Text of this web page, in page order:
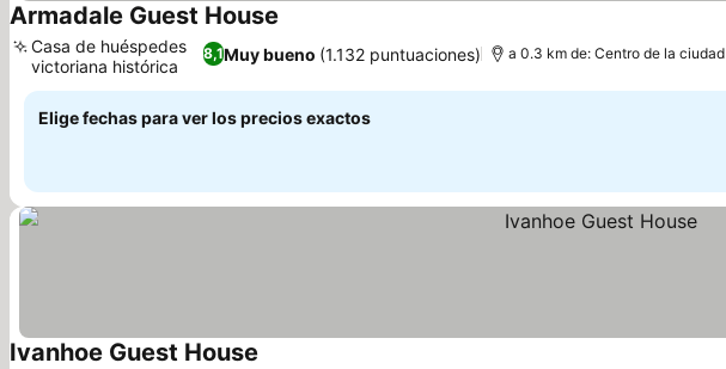
Armadale Guest House
8,1Muy bueno (1.132 puntuaciones)
Casa de huéspedes
victoriana histórica
a 0.3 km de: Centro de la ciudad
Elige fechas para ver los precios exactos
Ivanhoe Guest House